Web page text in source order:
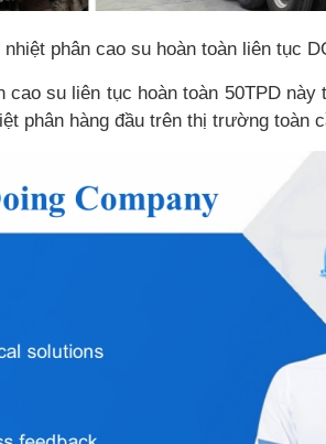
phân cao su hoàn toàn liên tục
cao su liên tục hoàn toàn 50TPD
phân hàng đầu trên thị trường toàn